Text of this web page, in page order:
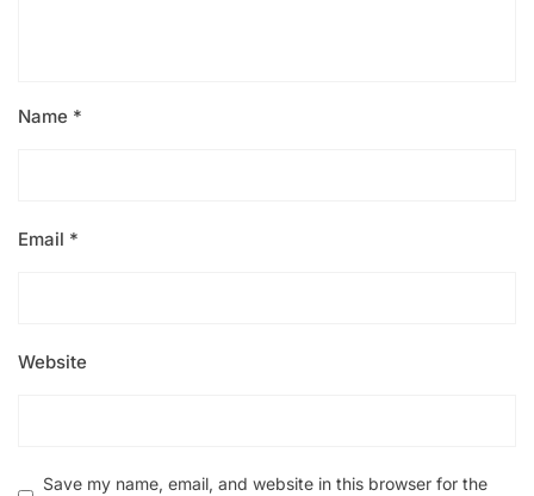
Name *
Email *
Website
Save my name, email, and website in this browser for the